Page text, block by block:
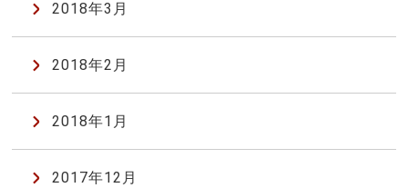
2018年3月
2018年2月
2018年1月
2017年12月